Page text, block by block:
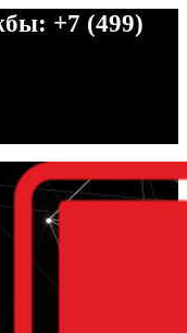
+7 (499)